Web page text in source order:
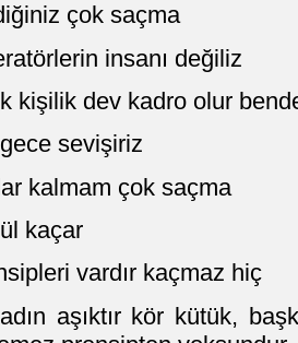
çok saçma
insanı değiliz
kişilik dev kadro olur
sevişiriz
kalmam çok saçma
kaçar
vardır kaçmaz hiç
aşıktır kör kütük,